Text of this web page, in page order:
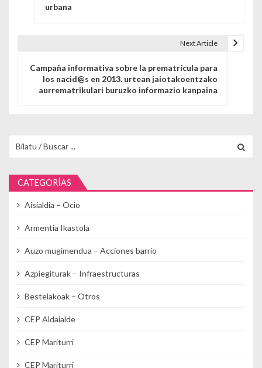
urbana
Next Article
Campaña informativa sobre la prematrícula para
los nacid@s en 2013. urtean jaiotakoentzako
aurrematrikulari buruzko informazio kanpaina
CATEGORÍAS
Aisialdia – Ocio
Armentia Ikastola
Auzo mugimendua – Acciones barrio
Azpiegiturak – Infraestructuras
Bestelakoak – Otros
CEP Aldaialde
CEP Mariturri
CEP Mariturri